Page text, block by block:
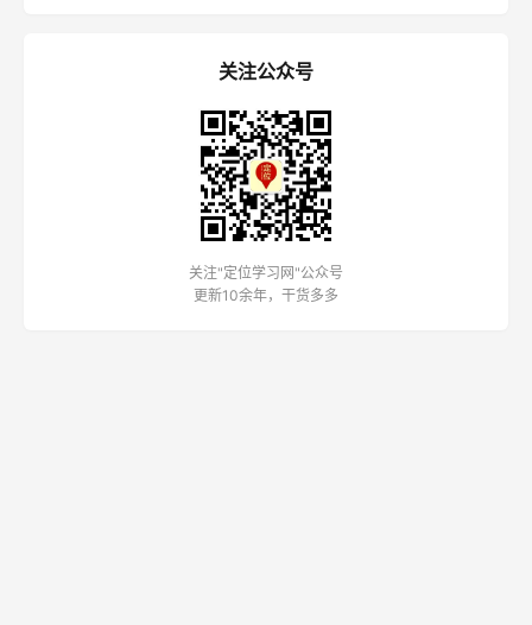
关注公众号
关注"定位学习网"公众号
更新10余年，干货多多